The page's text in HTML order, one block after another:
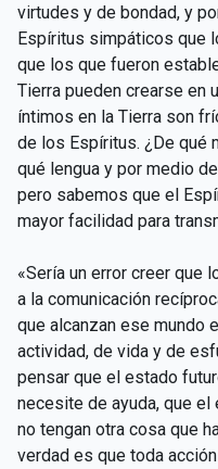
virtudes y de bondad, y
Espíritus simpáticos que
que los que fueron
Tierra pueden crearse en
íntimos en la Tierra son
de los Espíritus. ¿De qué
qué lengua y por medio
pero sabemos que el
mayor facilidad para
«Sería un error creer que
a la comunicación
que alcanzan ese mundo
actividad, de vida y de
pensar que el estado
necesite de ayuda, que
no tengan otra cosa que
verdad es que toda